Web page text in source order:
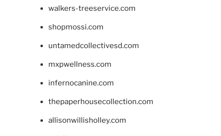
walkers-treeservice.com
shopmossi.com
untamedcollectivesd.com
mxpwellness.com
infernocanine.com
thepaperhousecollection.com
allisonwillisholley.com